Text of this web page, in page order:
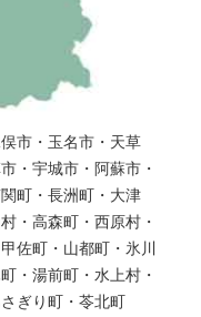
市・玉名市・天草
・宇城市・阿蘇市・
町・長洲町・大津
・高森町・西原村・
佐町・山都町・氷川
・湯前町・水上村・
ぎり町・苓北町